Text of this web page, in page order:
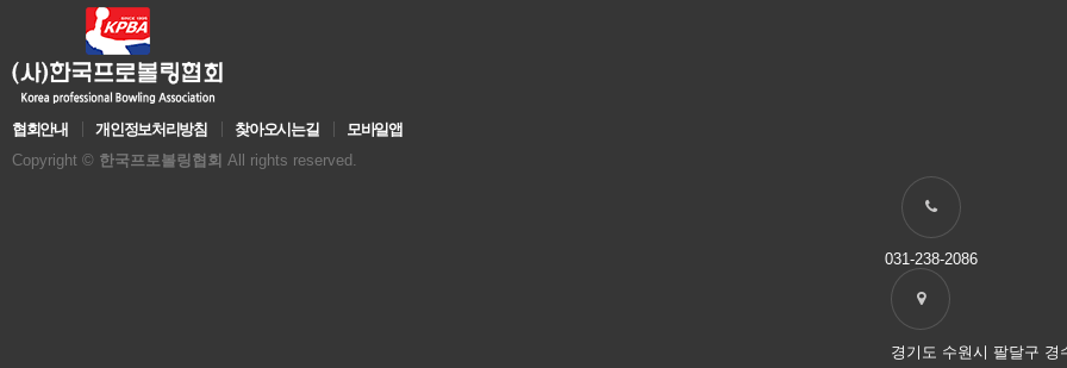
협회안내 개인정보처리방침 찾아오시는길
모바일앱
Copyright © 한국프로볼링협회 All rights reserved.
031-238-2086
경기도 수원시 팔달구 경